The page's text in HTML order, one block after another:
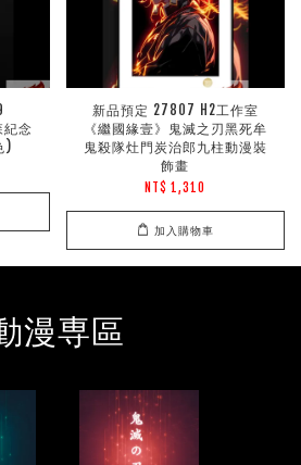
念
)
新品預定 27807 H2工作室
《繼國緣壹》鬼滅之刃黑死牟
鬼殺隊灶門炭治郎九柱動漫裝
飾畫
NT$ 1,310
加入購物車
漫専區